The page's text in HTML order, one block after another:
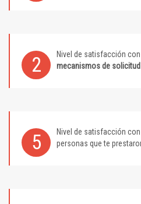
2 Nivel de satisfacción
mecanismos de solicitud
5 Nivel de satisfacción
personas que te